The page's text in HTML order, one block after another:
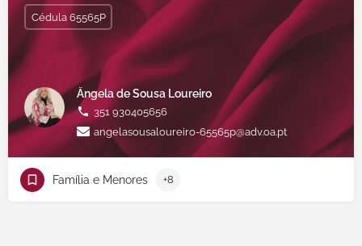
Ângela de Sousa Loureiro
351 930405656
angelasousaloureiro-65565p@adv.oa.pt
Cédula 65565P
Família e Menores +8